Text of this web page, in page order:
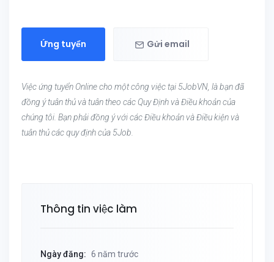
Ứng tuyển Gửi email
Việc ứng tuyển Online cho một công việc tại 5JobVN, là bạn đã
đồng ý tuân thủ và tuân theo các Quy Định và Điều khoản của
chúng tôi. Bạn phải đồng ý với các Điều khoản và Điều kiện và
tuân thủ các quy định của 5Job.
Thông tin việc làm
Ngày đăng: 6 năm trước